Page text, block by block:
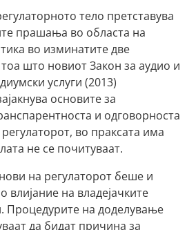
тело претставува
прашања во областа на
во изминатите две
што новиот Закон за аудио и
услуги (2013)
основите за
и одговорноста
во праксата има
не се почитуваат.
на регулаторот беше и
влијание на владејачките
Процедурите на доделување
да бидат причина за